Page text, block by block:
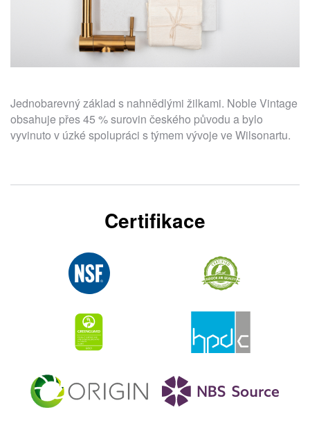
Jednobarevný základ s nahnědlými žilkami. Noble Vintage
obsahuje přes 45 % surovin českého původu a bylo
vyvinuto v úzké spolupráci s týmem vývoje ve Wilsonartu.
Certifikace